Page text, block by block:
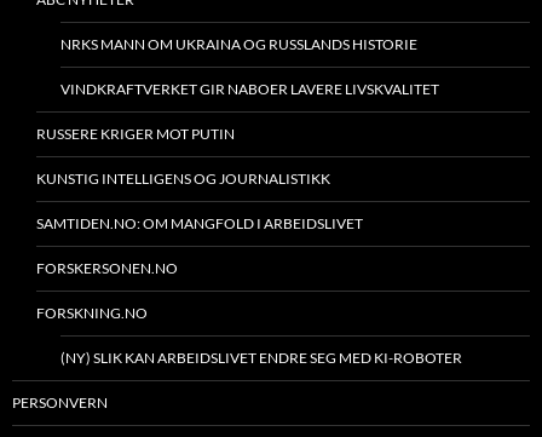
NRKS MANN OM UKRAINA OG RUSSLANDS HISTORIE
VINDKRAFTVERKET GIR NABOER LAVERE LIVSKVALITET
RUSSERE KRIGER MOT PUTIN
KUNSTIG INTELLIGENS OG JOURNALISTIKK
SAMTIDEN.NO: OM MANGFOLD I ARBEIDSLIVET
FORSKERSONEN.NO
FORSKNING.NO
(NY) SLIK KAN ARBEIDSLIVET ENDRE SEG MED KI-ROBOTER
PERSONVERN